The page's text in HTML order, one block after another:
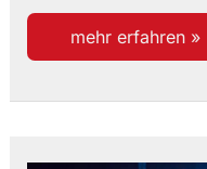
einsatz
aus
mehr erfahren »